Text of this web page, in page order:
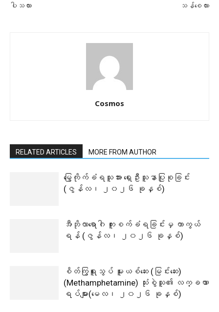
ပါသလား
သန်စေလား
Cosmos
RELATED ARTICLES MORE FROM AUTHOR
မြွေကိုက်ခံရသူအား ရှေးဦးသူနာပြုစုခြင်း
(ဇွန်လ၊ ၂၀၂၆ ခုနှစ်)
အီဘိုလာရောဂါ ကူးစက်ခံရခြင်းမှ ကာကွယ်
ရန် (ဇွန်လ၊ ၂၀၂၆ ခုနှစ်)
စိတ်ကြွရူးသွပ် မူးယစ်ဆေး (မြင်းဆေး)
(Methamphetamine) သုံးစွဲသူ၏ လက္ခဏာ
ရပ်များ(မေလ၊ ၂၀၂၆ ခုနှစ်)